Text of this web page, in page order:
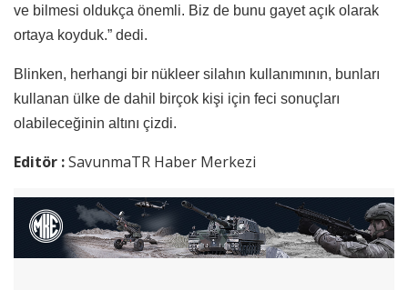
ve bilmesi oldukça önemli. Biz de bunu gayet açık olarak
ortaya koyduk.” dedi.
Blinken, herhangi bir nükleer silahın kullanımının, bunları
kullanan ülke de dahil birçok kişi için feci sonuçları
olabileceğinin altını çizdi.
Editör :SavunmaTR Haber Merkezi